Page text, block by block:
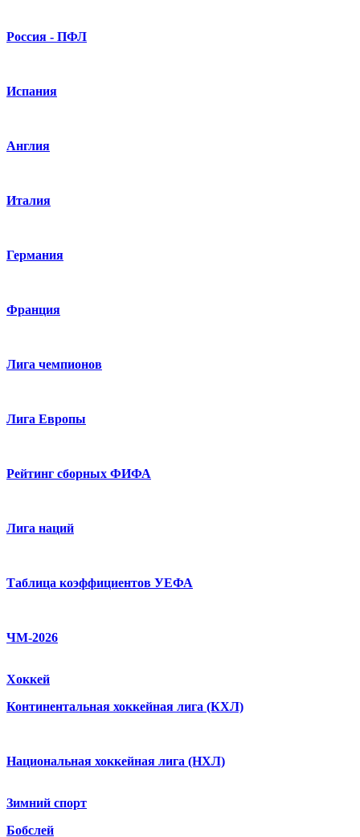
Россия - ПФЛ
Испания
Англия
Италия
Германия
Франция
Лига чемпионов
Лига Европы
Рейтинг сборных ФИФА
Лига наций
Таблица коэффициентов УЕФА
ЧМ-2026
Хоккей
Континентальная хоккейная лига (КХЛ)
Национальная хоккейная лига (НХЛ)
Зимний спорт
Бобслей